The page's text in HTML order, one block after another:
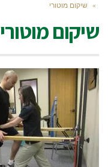
» שיקום מוטורי
שיקום מוטורי